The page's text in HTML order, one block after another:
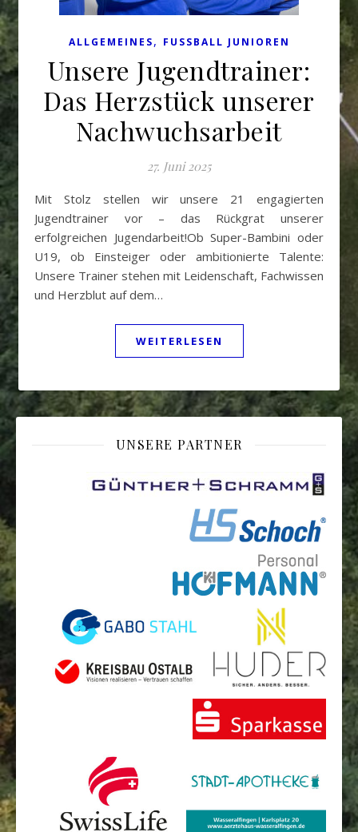
ALLGEMEINES, FUSSBALL JUNIOREN
Unsere Jugendtrainer:
Das Herzstück unserer
Nachwuchsarbeit
27. Juni 2025
Mit Stolz stellen wir unsere 21 engagierten
Jugendtrainer vor – das Rückgrat unserer
erfolgreichen Jugendarbeit!Ob Super-Bambini oder
U19, ob Einsteiger oder ambitionierte Talente:
Unsere Trainer stehen mit Leidenschaft, Fachwissen
und Herzblut auf dem…
WEITERLESEN
UNSERE PARTNER